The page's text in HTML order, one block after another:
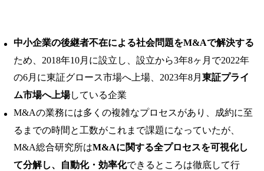
中小企業の後継者不在による社会問題をM&Aで解決する
ため、2018年10月に設立し、設立から3年8ヶ月で2022年
の6月に東証グロース市場へ上場、2023年8月 東証プライ
ム市場へ上場している企業
M&Aの業務には多くの複雑なプロセスがあり、成約に至
るまでの時間と工数がこれまで課題になっていたが、
M&A総合研究所はM&Aに関する全プロセスを可視化し
て分解し、自動化・効率化できるところは徹底して行